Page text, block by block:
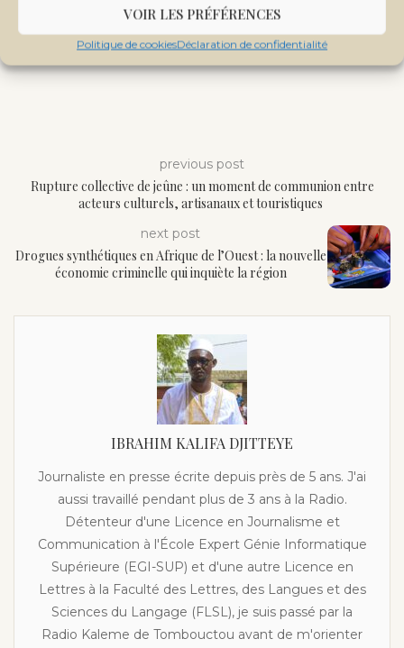
VOIR LES PRÉFÉRENCES
Politique de cookiesDéclaration de confidentialité
previous post
Rupture collective de jeûne : un moment de communion entre
acteurs culturels, artisanaux et touristiques
next post
Drogues synthétiques en Afrique de l’Ouest : la nouvelle
économie criminelle qui inquiète la région
IBRAHIM KALIFA DJITTEYE
Journaliste en presse écrite depuis près de 5 ans. J'ai
aussi travaillé pendant plus de 3 ans à la Radio.
Détenteur d'une Licence en Journalisme et
Communication à l'École Expert Génie Informatique
Supérieure (EGI-SUP) et d'une autre Licence en
Lettres à la Faculté des Lettres, des Langues et des
Sciences du Langage (FLSL), je suis passé par la
Radio Kaleme de Tombouctou avant de m'orienter